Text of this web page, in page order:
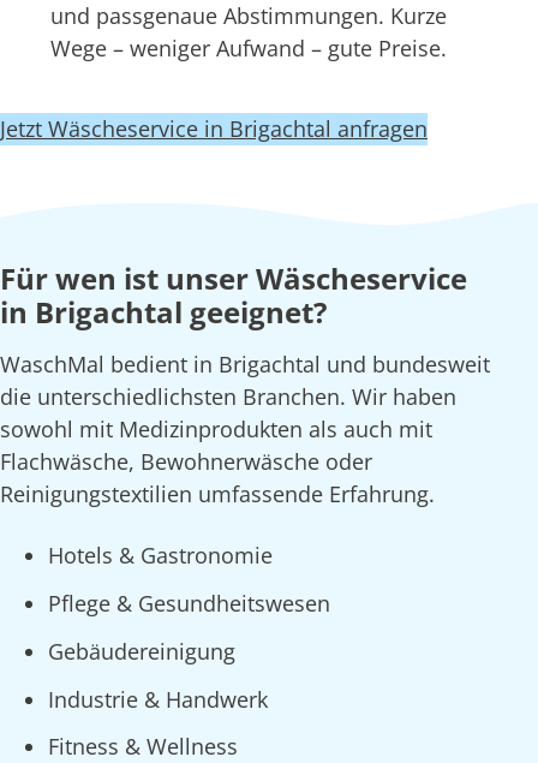
und passgenaue Abstimmungen. Kurze
Wege – weniger Aufwand – gute Preise.
Jetzt Wäscheservice in Brigachtal anfragen
Für wen ist unser Wäscheservice
in Brigachtal geeignet?
WaschMal bedient in Brigachtal und bundesweit
die unterschiedlichsten Branchen. Wir haben
sowohl mit Medizinprodukten als auch mit
Flachwäsche, Bewohnerwäsche oder
Reinigungstextilien umfassende Erfahrung.
Hotels & Gastronomie
Pflege & Gesundheitswesen
Gebäudereinigung
Industrie & Handwerk
Fitness & Wellness